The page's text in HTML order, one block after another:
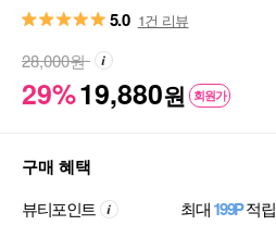
5.0 1건 리뷰
29%19,880원 회원가
28,000원
구매 혜택
뷰티포인트 최대199P적립